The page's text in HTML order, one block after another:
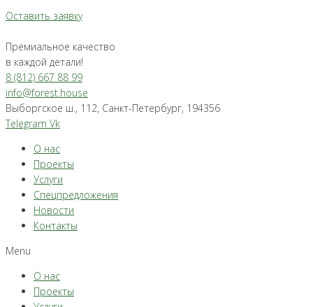
Оставить заявку
Премиальное качество
в каждой детали!
8 (812) 667 88 99
info@forest.house
Выборгское ш., 112, Санкт-Петербург, 194356
Telegram Vk
О нас
Проекты
Услуги
Спецпредложения
Новости
Контакты
Menu
О нас
Проекты